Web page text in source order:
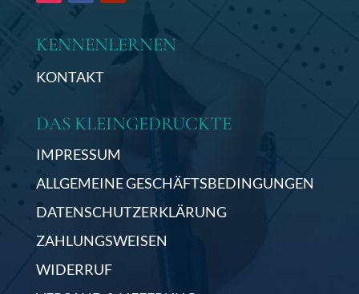
KENNENLERNEN
KONTAKT
DAS KLEINGEDRUCKTE
IMPRESSUM
ALLGEMEINE GESCHÄFTSBEDINGUNGEN
DATENSCHUTZERKLÄRUNG
ZAHLUNGSWEISEN
WIDERRUF